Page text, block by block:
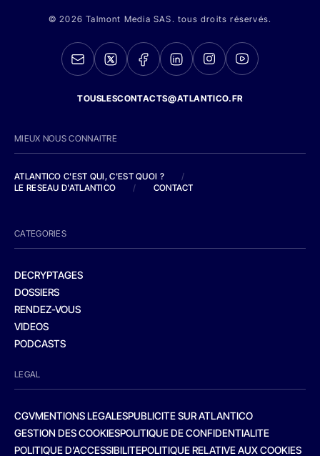
© 2026 Talmont Media SAS. tous droits réservés.
TOUSLESCONTACTS@ATLANTICO.FR
MIEUX NOUS CONNAITRE
ATLANTICO C'EST QUI, C'EST QUOI ?
/
LE RESEAU D'ATLANTICO
/ CONTACT
CATEGORIES
DECRYPTAGES
DOSSIERS
RENDEZ-VOUS
VIDEOS
PODCASTS
LEGAL
CGVMENTIONS LEGALESPUBLICITE SUR ATLANTICO
GESTION DES COOKIESPOLITIQUE DE CONFIDENTIALITE
POLITIQUE D’ACCESSIBILITEPOLITIQUE RELATIVE AUX COOKIES